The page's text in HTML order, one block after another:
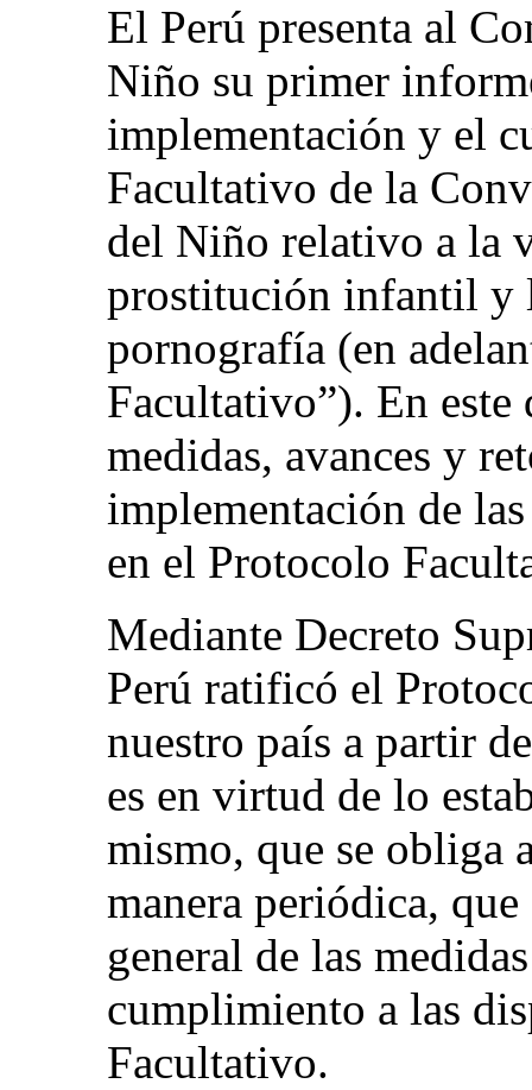
El Perú presenta al
Niño su primer
implementación y el
Facultativo de la
del Niño relativo a la
prostitución infantil y
pornografía (en
Facultativo”). En este
medidas, avances y
implementación de
en el Protocolo
Mediante Decreto
Perú ratificó el
nuestro país a partir
es en virtud de lo
mismo, que se obliga
manera periódica,
general de las
cumplimiento a las
Facultativo.